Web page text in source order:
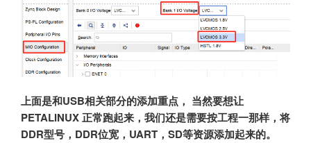
上面是和USB相关部分的添加重点， 当然要想让
PETALINUX 正常跑起来，我们还是需要按工程一那样，将
DDR型号，DDR位宽，UART，SD等资源添加起来的。